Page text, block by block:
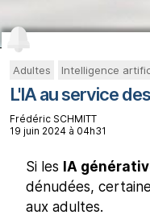
Adultes Intelligence
L'IA au service
Frédéric SCHMITT
19 juin 2024 à 04h31
Si les IA
dénudées,
aux adultes.